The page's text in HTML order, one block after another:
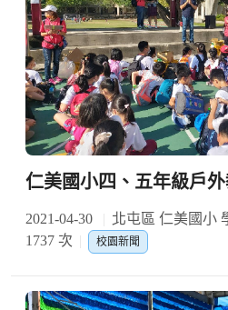
仁美國小四、五年級戶
2021-04-30 北屯區 仁美國小
1737 次
校園新聞